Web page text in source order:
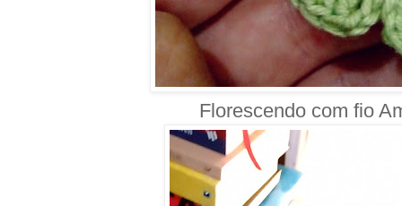
Florescendo com fio